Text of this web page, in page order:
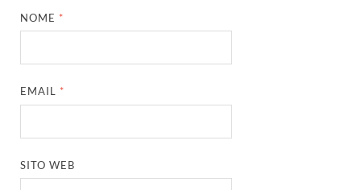
NOME *
EMAIL *
SITO WEB